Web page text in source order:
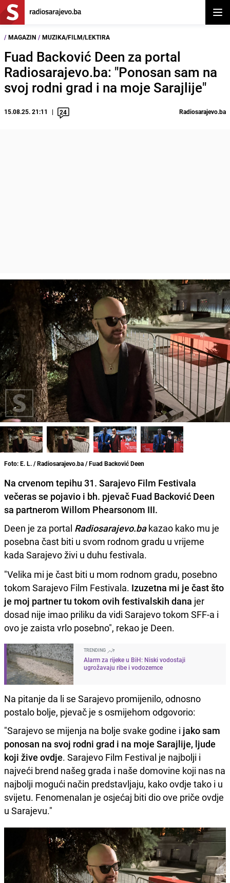
/ MAGAZIN / MUZIKA/FILM/LEKTIRA
Fuad Backović Deen za portal
Radiosarajevo.ba: "Ponosan sam na
svoj rodni grad i na moje Sarajlije"
15.08.25. 21:11 24 Radiosarajevo.ba
Foto: E. L. / Radiosarajevo.ba / Fuad Backović Deen
Na crvenom tepihu 31. Sarajevo Film Festivala
večeras se pojavio i bh. pjevač Fuad Backović Deen
sa partnerom Willom Phearsonom III.
Deen je za portal Radiosarajevo.bakazao kako mu je
posebna čast biti u svom rodnom gradu u vrijeme
kada Sarajevo živi u duhu festivala.
"Velika mi je čast biti u mom rodnom gradu, posebno
tokom Sarajevo Film Festivala. Izuzetna mi je čast što
je moj partner tu tokom ovih festivalskih dana jer
dosad nije imao priliku da vidi Sarajevo tokom SFF-a i
ovo je zaista vrlo posebno", rekao je Deen.
TRENDING
Alarm za rijeke u BiH: Niski vodostaji
ugrožavaju ribe i vodozemce
Na pitanje da li se Sarajevo promijenilo, odnosno
postalo bolje, pjevač je s osmijehom odgovorio:
"Sarajevo se mijenja na bolje svake godine i jako sam
ponosan na svoj rodni grad i na moje Sarajlije, ljude
koji žive ovdje. Sarajevo Film Festival je najbolji i
najveći brend našeg grada i naše domovine koji nas na
najbolji mogući način predstavljaju, kako ovdje tako i u
svijetu. Fenomenalan je osjećaj biti dio ove priče ovdje
u Sarajevu."